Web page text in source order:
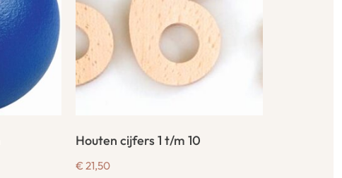
Houten cijfers 1 t/m 10
€ 21,50